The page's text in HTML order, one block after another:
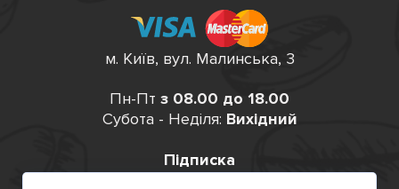
Пн-Пт з 08.00 до 18.00
Субота - Неділя: Вихідний
Підписка
м. Київ, вул. Малинська, 3